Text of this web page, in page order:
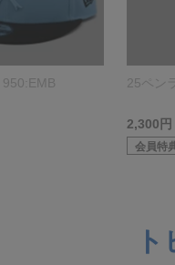
950:EMB 25ペン
2,300円
会員特